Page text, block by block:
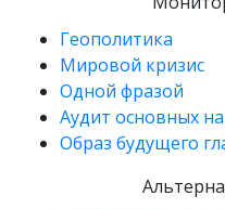
Геополитика
Мировой кризис
Одной фразой
Аудит основных
Образ будущего